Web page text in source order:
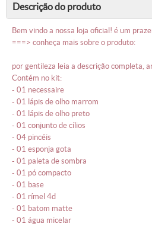
descrição do produto
bem vindo a nossa loja oficial! é um
===> conheça mais sobre o produto:
por gentileza leia a descrição completa,
contém no kit:
- 01 necessaire
- 01 lápis de olho marrom
- 01 lápis de olho preto
- 01 conjunto de cílios
- 04 pincéis
- 01 esponja gota
- 01 paleta de sombra
- 01 pó compacto
- 01 base
- 01 rímel 4d
- 01 batom matte
- 01 água micelar